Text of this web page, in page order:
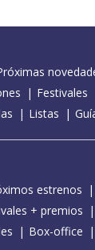
Festivales
Listas
estrenos
+ premios
Box-office